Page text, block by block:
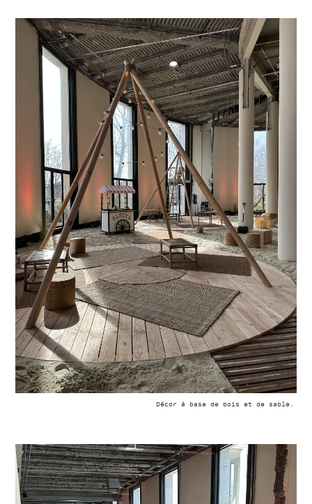
Décor à base de bois et de sable.